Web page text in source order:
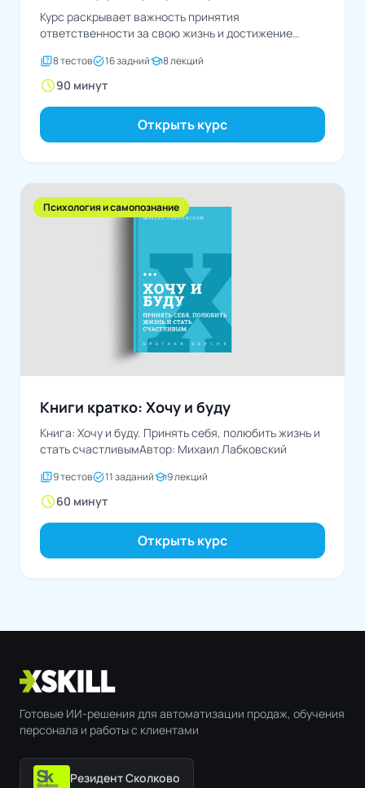
Курс раскрывает важность принятия
ответственности за свою жизнь и достижение
quiz8 тестовtask_alt16 заднийschool8 лекций
schedule90 минут
Открыть курс
Психология и самопознание
Книги кратко: Хочу и буду
Книга: Хочу и буду. Принять себя, полюбить жизнь и
стать счастливымАвтор: Михаил Лабковский
quiz9 тестовtask_alt11 заданийschool9 лекций
schedule60 минут
Открыть курс
Готовые ИИ-решения для автоматизации продаж, обучения
персонала и работы с клиентами
Резидент Сколково